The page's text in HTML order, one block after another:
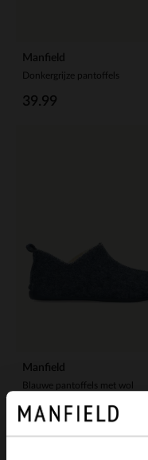
Manfield
Donkergrijze pantoffels
39.99
Manfield
Blauwe pantoffels met wol
39.99